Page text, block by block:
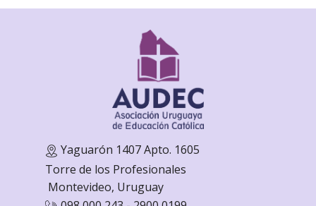
Yaguarón 1407 Apto. 1605
Torre de los Profesionales
Montevideo, Uruguay